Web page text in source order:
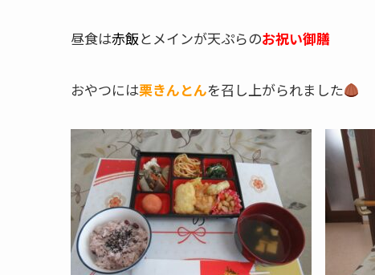
昼食は赤飯とメインが天ぷらのお祝い御膳
おやつには栗きんとんを召し上がられました